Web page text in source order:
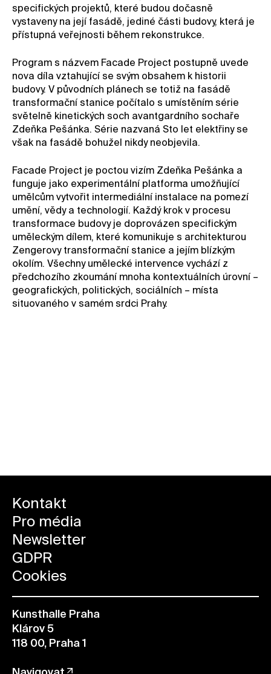
specifických projektů, které budou dočasně
vystaveny na její fasádě, jediné části budovy, která je
přístupná veřejnosti během rekonstrukce.
Program s názvem Facade Project postupně uvede
nova díla vztahující se svým obsahem k historii
budovy. V původních plánech se totiž na fasádě
transformační stanice počítalo s umístěním série
světelně kinetických soch avantgardního sochaře
Zdeňka Pešánka. Série nazvaná Sto let elektřiny se
však na fasádě bohužel nikdy neobjevila.
Facade Project je poctou vizím Zdeňka Pešánka a
funguje jako experimentální platforma umožňující
umělcům vytvořit intermediální instalace na pomezí
umění, vědy a technologií. Každý krok v procesu
transformace budovy je doprovázen specifickým
uměleckým dílem, které komunikuje s architekturou
Zengerovy transformační stanice a jejím blízkým
okolím. Všechny umělecké intervence vychází z
předchozího zkoumání mnoha kontextuálních úrovní –
geografických, politických, sociálních – místa
situovaného v samém srdci Prahy.
Kontakt
Pro média
Newsletter
GDPR
Cookies
Kunsthalle Praha
Klárov 5
118 00, Praha 1